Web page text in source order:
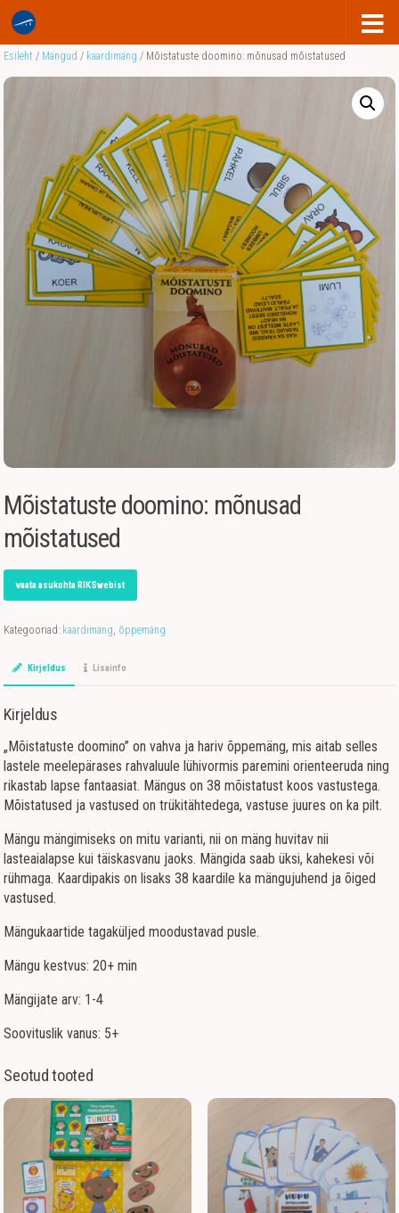
Esileht / Mängud / kaardimäng / Mõistatuste doomino: mõnusad mõistatused
Mõistatuste doomino: mõnusad
mõistatused
vaata asukohta RIKSwebist
Kategooriad: kaardimäng, õppemäng
Kirjeldus Lisainfo
Kirjeldus
„Mõistatuste doomino” on vahva ja hariv õppemäng, mis aitab selles
lastele meelepärases rahvaluule lühivormis paremini orienteeruda ning
rikastab lapse fantaasiat. Mängus on 38 mõistatust koos vastustega.
Mõistatused ja vastused on trükitähtedega, vastuse juures on ka pilt.
Mängu mängimiseks on mitu varianti, nii on mäng huvitav nii
lasteaialapse kui täiskasvanu jaoks. Mängida saab üksi, kahekesi või
rühmaga. Kaardipakis on lisaks 38 kaardile ka mängujuhend ja õiged
vastused.
Mängukaartide tagaküljed moodustavad pusle.
Mängu kestvus: 20+ min
Mängijate arv: 1-4
Soovituslik vanus: 5+
Seotud tooted